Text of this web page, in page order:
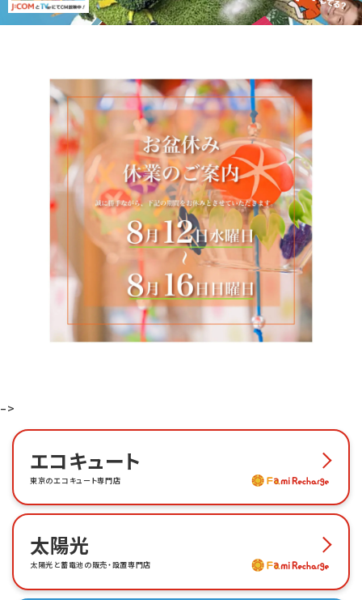
–>
エコキュート
東京のエコキュート専門店
太陽光
太陽光と蓄電池の販売・設置専門店